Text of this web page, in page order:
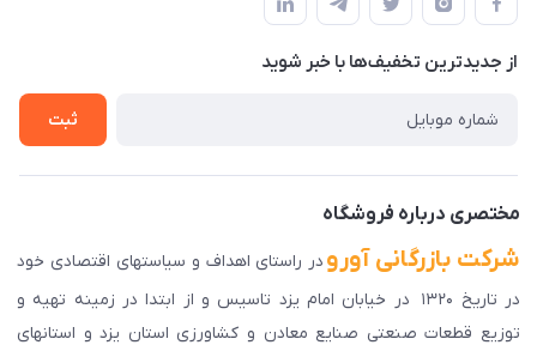
لیست محصولات
درباره ما
حریم خصوصی
راهنمای ثبت سفارش
سوالات متداول
از جدید‌ترین تخفیف‌ها با‌ خبر شوید
ثبت
مختصری درباره فروشگاه
شرکت بازرگانی آورو در راستای اهداف و سیاستهای اقتصادی خود
در تاریخ ۱۳۲۰ در خیابان امام یزد تاسیس و از ابتدا در زمینه تهیه و
توزیع قطعات صنعتی صنایع معادن و کشاورزی استان یزد و استانهای